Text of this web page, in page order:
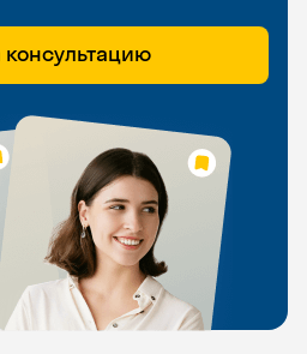
консультацию